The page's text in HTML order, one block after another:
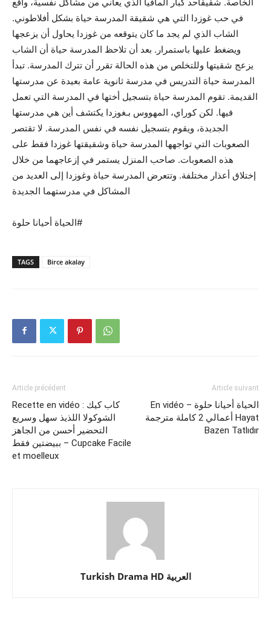
في حب غوزدا التي هي شقيقة المدرسة حياة بشكل أفلاطوني.
الشاب الذي لم يجد ما كان يتوقعه من غوزدا يحاول أن يزعجها
ويضغط عليها باستمرار. بعد أن تلاحظ المدرسة حياة أن الشاب
يزعج شقيتها وللتخلص من هذه الحالة تقرر أن تترك المدرسة. تبدأ
المدرسة حياة التدريس في مدرسة ثانوية عامة بعيدة عن مدرستها
القديمة. تقوم المدرسة حياة بتسجيل أختها في المدرسة التي تعمل
فيها. لكن كوراي، المهووس بـغوزدا يكتشف أين هي مدرستها
الجديدة، ويقوم بتسجيل نفسه في نفس المدرسة. لا تقتصر
الصعوبات التي تواجهها المدرسة حياة وشقيقتها غوزدا فقط على
هذه الصعوبات. صاحب المنزل يستمر في إزعاجهما من خلال
إختلاق أعذار مختلفة. وتتعرض المدرسة حياة وغوزدا إلى العديد من
المشاكل في مدرستهما الجديدة
الحياة أحيانا حلوة#
TAGS Birce akalay
Article précédent
Recette en vidéo : كاب كيك
الشوكولا اللذيذ سهل وسريع
التحضير أحسن من الجاهز
ببيضتين فقط – Cupcake Facile
et moelleux
Article suivant
En vidéo – الحياة أحيانا حلوة
أعمالي 2 كاملة مترجمة Hayat
Bazen Tatlıdır
Turkish Drama HD العربية